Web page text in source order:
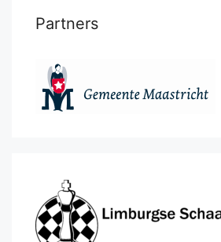
Partners